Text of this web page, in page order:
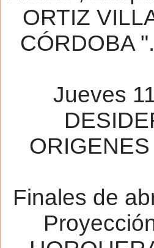
ORTIZ
CÓRDOBA
Jueves
Finales de